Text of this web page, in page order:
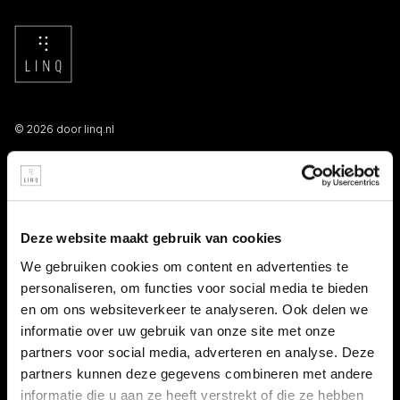
Deze website maakt gebruik van cookies
We gebruiken cookies om content en advertenties te
personaliseren, om functies voor social media te bieden
en om ons websiteverkeer te analyseren. Ook delen we
informatie over uw gebruik van onze site met onze
partners voor social media, adverteren en analyse. Deze
partners kunnen deze gegevens combineren met andere
informatie die u aan ze heeft verstrekt of die ze hebben
© 2026 door linq.nl
LINKS
Persooneelsgids uitzendkrachten
Antidiscriminatiebeleid
Klacht indienen